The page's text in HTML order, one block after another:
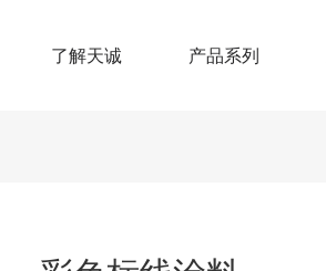
了解天诚 产品系列